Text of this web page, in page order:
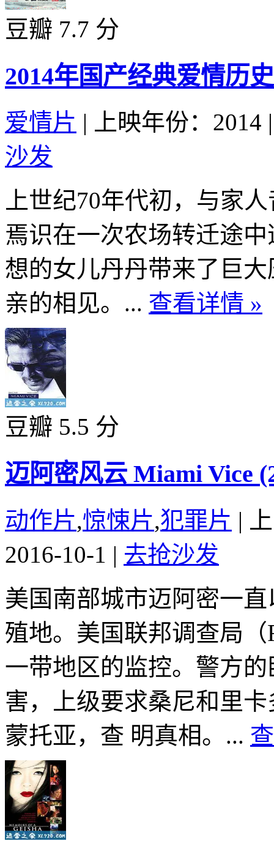
豆瓣 7.7 分
2014年国产经典爱情历
爱情片 | 上映年份：2014 |
沙发
上世纪70年代初，与家
焉识在一次农场转迁途
想的女儿丹丹带来了巨
亲的相见。... 查看详情 »
豆瓣 5.5 分
迈阿密风云 Miami Vice
动作片,惊悚片,犯罪片 |
2016-10-1 | 去抢沙发
美国南部城市迈阿密一
殖地。美国联邦调查局
一带地区的监控。警方
害，上级要求桑尼和里
蒙托亚，查 明真相。...